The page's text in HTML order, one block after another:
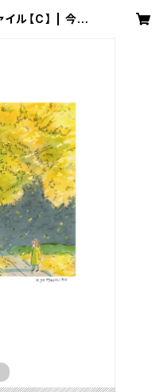
ル【C】 | 今日